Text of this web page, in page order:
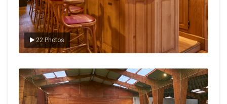
22 Photos
Le foot en salle